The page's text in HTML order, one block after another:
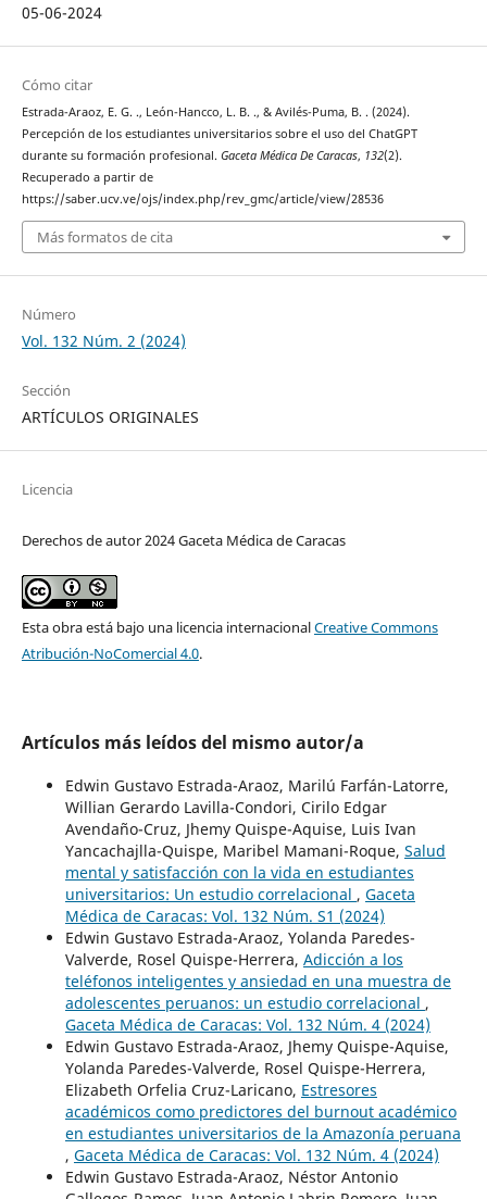
05-06-2024
Cómo citar
Estrada-Araoz, E. G. ., León-Hancco, L. B. ., & Avilés-Puma, B. . (2024).
Percepción de los estudiantes universitarios sobre el uso del ChatGPT
durante su formación profesional. Gaceta Médica De Caracas, 132(2).
Recuperado a partir de
https://saber.ucv.ve/ojs/index.php/rev_gmc/article/view/28536
Más formatos de cita
Número
Vol. 132 Núm. 2 (2024)
Sección
ARTÍCULOS ORIGINALES
Licencia
Derechos de autor 2024 Gaceta Médica de Caracas
Esta obra está bajo una licencia internacionalCreative Commons
Atribución-NoComercial 4.0.
Artículos más leídos del mismo autor/a
Edwin Gustavo Estrada-Araoz, Marilú Farfán-Latorre,
Willian Gerardo Lavilla-Condori, Cirilo Edgar
Avendaño-Cruz, Jhemy Quispe-Aquise, Luis Ivan
Yancachajlla-Quispe, Maribel Mamani-Roque, Salud
mental y satisfacción con la vida en estudiantes
universitarios: Un estudio correlacional , Gaceta
Médica de Caracas: Vol. 132 Núm. S1 (2024)
Edwin Gustavo Estrada-Araoz, Yolanda Paredes-
Valverde, Rosel Quispe-Herrera, Adicción a los
teléfonos inteligentes y ansiedad en una muestra de
adolescentes peruanos: un estudio correlacional ,
Gaceta Médica de Caracas: Vol. 132 Núm. 4 (2024)
Edwin Gustavo Estrada-Araoz, Jhemy Quispe-Aquise,
Yolanda Paredes-Valverde, Rosel Quispe-Herrera,
Elizabeth Orfelia Cruz-Laricano, Estresores
académicos como predictores del burnout académico
en estudiantes universitarios de la Amazonía peruana
, Gaceta Médica de Caracas: Vol. 132 Núm. 4 (2024)
Edwin Gustavo Estrada-Araoz, Néstor Antonio